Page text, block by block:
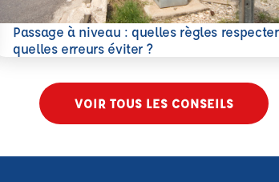
Passage à niveau : quelles règles
quelles erreurs éviter ?
En savoir plus
VOIR TOUS LES CONSEILS